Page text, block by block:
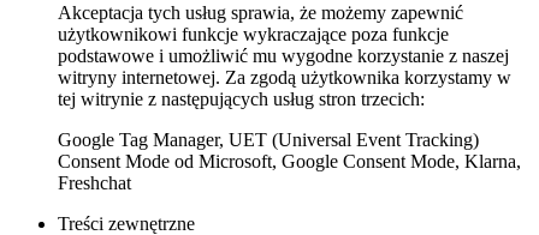
Akceptacja tych usług sprawia, że możemy zapewnić
użytkownikowi funkcje wykraczające poza funkcje
podstawowe i umożliwić mu wygodne korzystanie z naszej
witryny internetowej. Za zgodą użytkownika korzystamy w
tej witrynie z następujących usług stron trzecich:
Google Tag Manager, UET (Universal Event Tracking)
Consent Mode od Microsoft, Google Consent Mode, Klarna,
Freshchat
Treści zewnętrzne